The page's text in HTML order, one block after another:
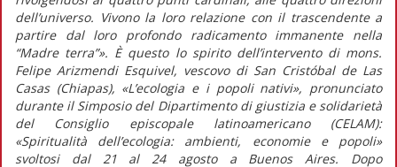
dell’universo. Vivono la loro relazione con il trascendente a
partire dal loro profondo radicamento immanente nella
“Madre terra”». È questo lo spirito dell’intervento di mons.
Felipe Arizmendi Esquivel, vescovo di San Cristóbal de Las
Casas (Chiapas), «L’ecologia e i popoli nativi», pronunciato
durante il Simposio del Dipartimento di giustizia e solidarietà
del Consiglio episcopale latinoamericano (CELAM):
«Spiritualità dell’ecologia: ambienti, economie e popoli»
svoltosi dal 21 al 24 agosto a Buenos Aires. Dopo